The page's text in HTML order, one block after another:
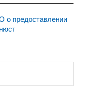
о предоставлении